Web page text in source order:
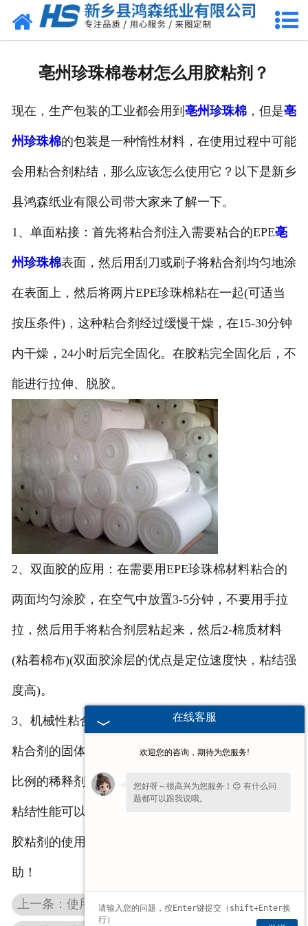
网站首页
资质荣誉
公司风采
联系我们
亳州珍珠棉卷材怎么用胶粘剂？
现在，生产包装的工业都会用到 亳州珍珠棉，但是亳
州珍珠棉的包装是一种惰性材料，在使用过程中可能
会用粘合剂粘结，那么应该怎么使用它？以下是新乡
县鸿森纸业有限公司带大家来了解一下。
1、单面粘接：首先将粘合剂注入需要粘合的EPE亳
州珍珠棉表面，然后用刮刀或刷子将粘合剂均匀地涂
在表面上，然后将两片EPE珍珠棉粘在一起(可适当
按压条件)，这种粘合剂经过缓慢干燥，在15-30分钟
内干燥，24小时后完全固化。在胶粘完全固化后，不
能进行拉伸、脱胶。
2、双面胶的应用：在需要用EPE珍珠棉材料粘合的
两面均匀涂胶，在空气中放置3-5分钟，不要用手拉
拉，然后用手将粘合剂层粘起来，然后2-棉质材料
(粘着棉布)(双面胶涂层的优点是定位速度快，粘结强
度高)。
3、机械性粘合剂：对于使用机械粘合剂的工厂，该
粘合剂的固体含量高、粘稠。粘合剂可通过加入一定
比例的稀释剂稀释，粘合剂不受一定百分比的影响。
粘结性能可以节省一些生产成本。
胶粘剂的使用方法，上面分享到这里，希望对你有帮
助！
上一条：使用亳州珍珠棉鸭蛋托有多方便？
在线客服
欢迎您的咨询，期待为您服务!
您好呀～很高兴为您服务！😊 有什么问
题都可以跟我说哦。